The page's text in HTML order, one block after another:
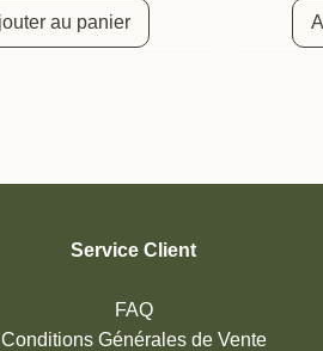
au panier
Service Client
FAQ
Conditions Générales de Vente